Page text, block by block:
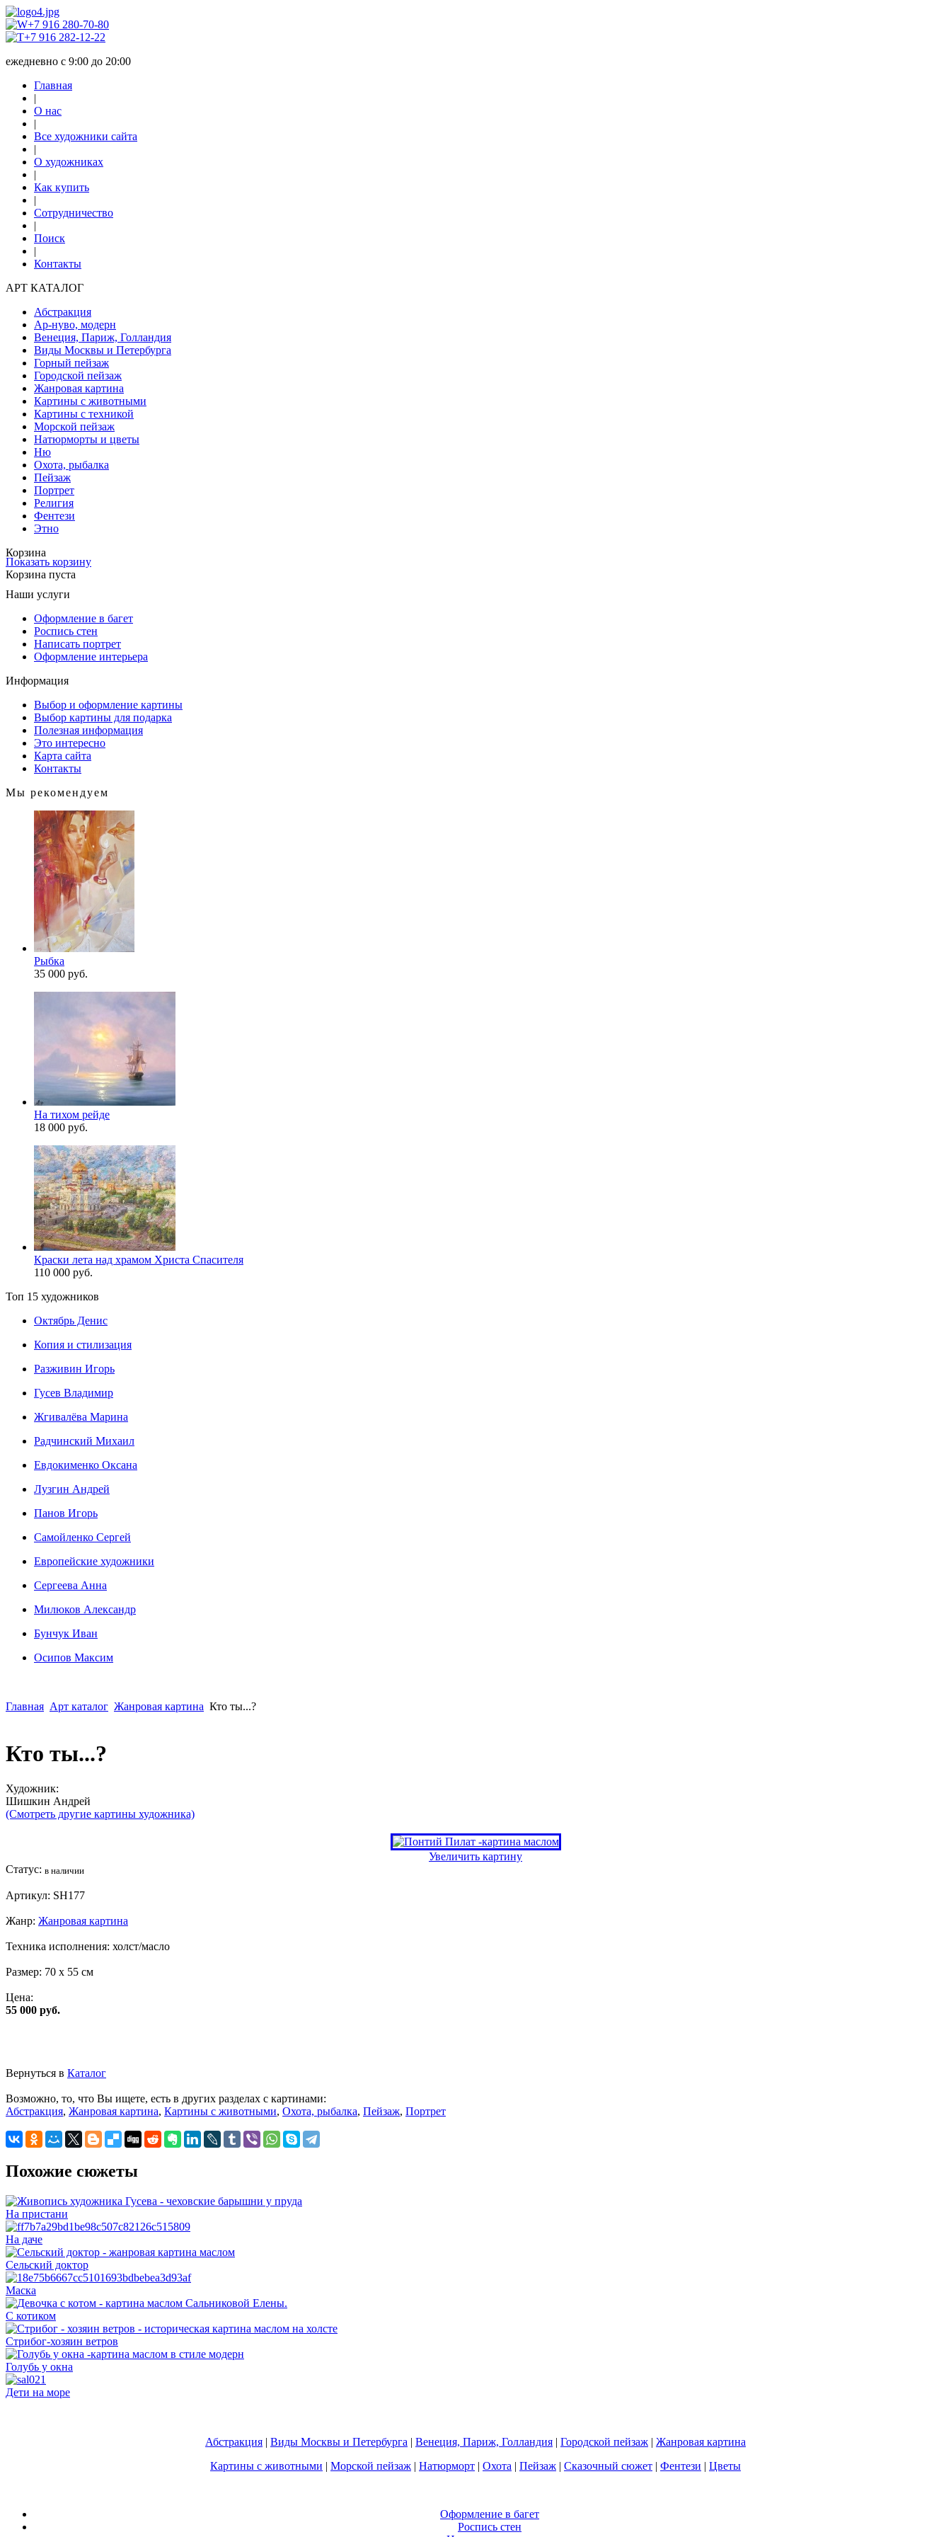
+7 916 280-70-80
+7 916 282-12-22
ежедневно с 9:00 до 20:00
Главная
|
О нас
|
Все художники сайта
|
О художниках
|
Как купить
|
Сотрудничество
|
Поиск
|
Контакты
АРТ КАТАЛОГ
Абстракция
Ар-нуво, модерн
Венеция, Париж, Голландия
Виды Москвы и Петербурга
Горный пейзаж
Городской пейзаж
Жанровая картина
Картины с животными
Картины с техникой
Морской пейзаж
Натюрморты и цветы
Ню
Охота, рыбалка
Пейзаж
Портрет
Религия
Фентези
Этно
Корзина
Показать корзину
Корзина пуста
Наши услуги
Оформление в багет
Роспись стен
Написать портрет
Оформление интерьера
Информация
Выбор и оформление картины
Выбор картины для подарка
Полезная информация
Это интересно
Карта сайта
Контакты
Мы рекомендуем
Рыбка
35 000 руб.
На тихом рейде
18 000 руб.
Краски лета над храмом Христа Спасителя
110 000 руб.
Топ 15 художников
Октябрь Денис
Копия и стилизация
Разживин Игорь
Гусев Владимир
Жгивалёва Марина
Радчинский Михаил
Евдокименко Оксана
Лузгин Андрей
Панов Игорь
Сaмoйленко Сергей
Европейские художники
Сергеева Анна
Милюков Александр
Бунчук Иван
Осипoв Максим
Главная Арт каталог Жанровая картина Кто ты...?
Кто ты...?
Художник:
Шишкин Андрей
(Смотреть другие картины художника)
Увеличить картину
Статус: в наличии
Артикул: SH177
Жанр: Жанровая картина
Техника исполнения: холст/масло
Размер: 70 x 55 см
Цена:
55 000 руб.
Вернуться в Каталог
Возможно, то, что Вы ищете, есть в других разделах с картинами:
Абстракция, Жанровая картина, Картины с животными, Охота, рыбалка, Пейзаж, Портрет
Похожие сюжеты
На пристани
На даче
Сельский доктор
Маска
С котиком
Стрибог-хозяин ветров
Голубь у окна
Дети на море
Абстракция | Виды Москвы и Петербурга | Венеция, Париж, Голландия | Городской пейзаж | Жанровая картина
Картины с животными | Морской пейзаж | Натюрморт | Охота | Пейзаж | Сказочный сюжет | Фентези | Цветы
Оформление в багет
Роспись стен